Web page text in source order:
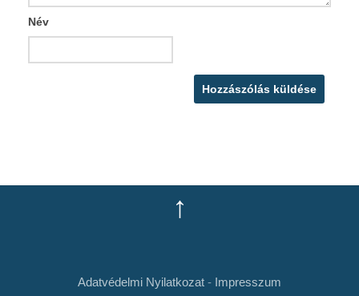
Név
↑
Adatvédelmi Nyilatkozat - Impresszum